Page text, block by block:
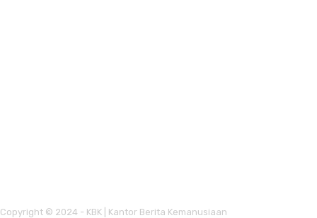
Copyright © 2024 - KBK | Kantor Berita Kemanusiaan